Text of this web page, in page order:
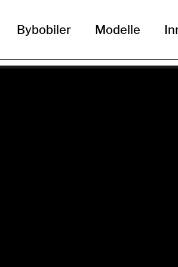
Bybobiler Modelle